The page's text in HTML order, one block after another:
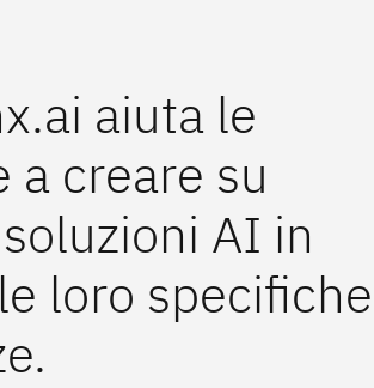
aiuta le
a creare su
AI in
loro specifiche